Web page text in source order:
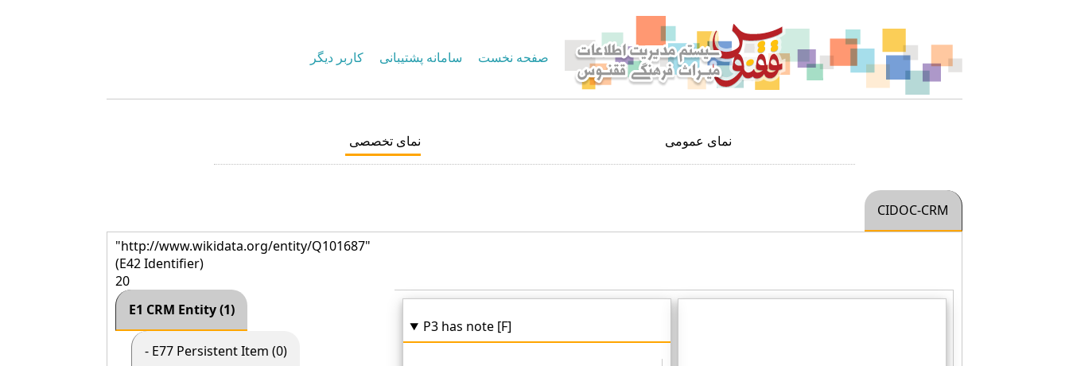
صفحه نخست سامانه پشتیبانی کاربر دیگر
نمای عمومی نمای تخصصی
CIDOC-CRM
"http://www.wikidata.org/entity/Q101687"
(E42 Identifier)
20
E1 CRM Entity (1)
- E77 Persistent Item (0)
P3 has note [F]